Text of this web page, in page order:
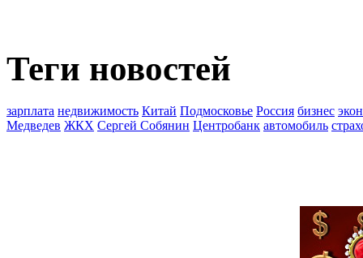
Теги новостей
зарплата недвижимость Китай Подмосковье Россия бизнес
Медведев ЖКХ Сергей Собянин Центробанк автомобиль